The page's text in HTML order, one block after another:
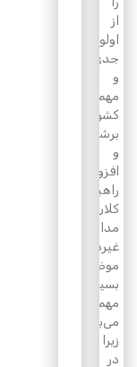
از
اولویت‌های
جدی
و
مهم
کشور
برشمرد
و
افزود:
راهبری
کلان
مدارس
غیردولتی
موضوعی
بسیار
مهم
می‌باشد
زیرا
در